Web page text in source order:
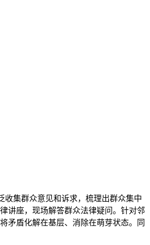
收集群众意见和诉求，梳理出群众集中
讲座，现场解答群众法律疑问。针对邻
矛盾化解在基层、消除在萌芽状态。同